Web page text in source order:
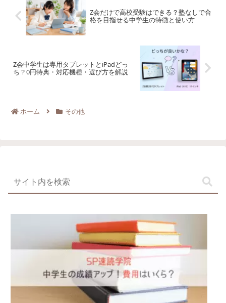
Z会だけで高校受験はできる？塾なしで合
格を目指せる中学生の特徴と使い方
Z会中学生は専用タブレットとiPadどっ
ち？0円特典・対応機種・選び方を解説
ホーム その他